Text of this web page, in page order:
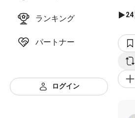
ランキング
パートナー
ログイン
24